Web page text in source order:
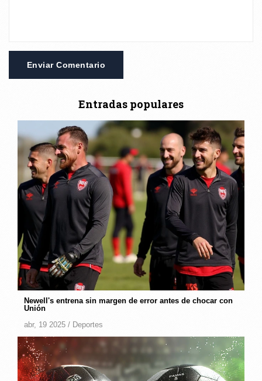
Enviar Comentario
Entradas populares
Newell's entrena sin margen de error antes de chocar con
Unión
abr, 19 2025 / Deportes